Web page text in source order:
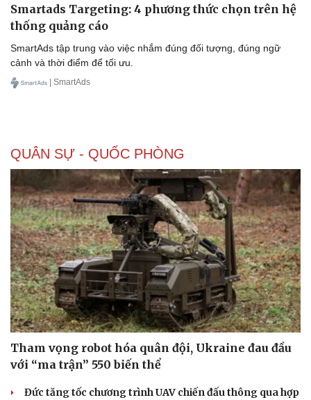
Smartads Targeting: 4 phương thức chọn trên hệ
thống quảng cáo
SmartAds tập trung vào việc nhắm đúng đối tượng, đúng ngữ
cảnh và thời điểm để tối ưu.
| SmartAds
QUÂN SỰ - QUỐC PHÒNG
Tham vọng robot hóa quân đội, Ukraine đau đầu
với “ma trận” 550 biến thể
Đức tăng tốc chương trình UAV chiến đấu thông qua hợp